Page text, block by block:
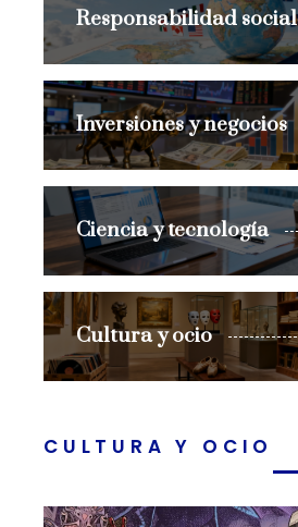
Responsabilidad social
Inversiones y negocios
Ciencia y tecnología
Cultura y ocio
CULTURA Y OCIO